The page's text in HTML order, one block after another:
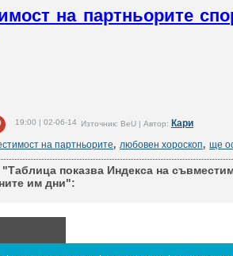
на партньорите
19:00 | 02-06-14 Източник: BeU | Автор: Кари
на партньорите, любовен хороскоп, ще
"Таблица показва Индекса на
им дни":